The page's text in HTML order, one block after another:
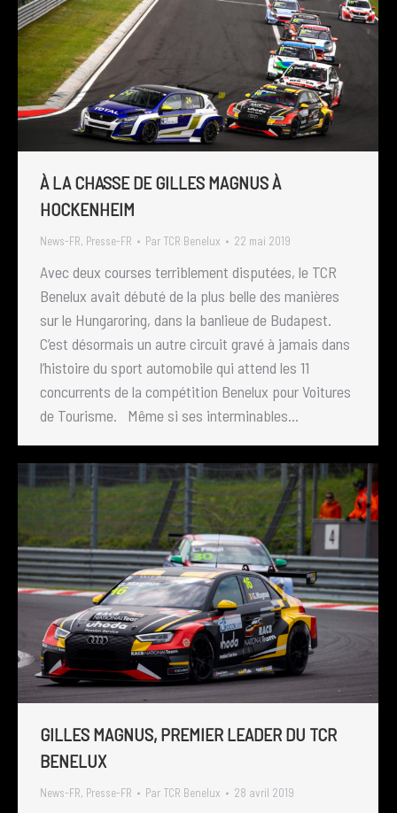
À LA CHASSE DE GILLES MAGNUS À
HOCKENHEIM
News-FR, Presse-FR Par TCR Benelux 22 mai 2019
Avec deux courses terriblement disputées, le TCR
Benelux avait débuté de la plus belle des manières
sur le Hungaroring, dans la banlieue de Budapest.
C’est désormais un autre circuit gravé à jamais dans
l’histoire du sport automobile qui attend les 11
concurrents de la compétition Benelux pour Voitures
de Tourisme. Même si ses interminables…
GILLES MAGNUS, PREMIER LEADER DU TCR
BENELUX
News-FR, Presse-FR Par TCR Benelux 28 avril 2019